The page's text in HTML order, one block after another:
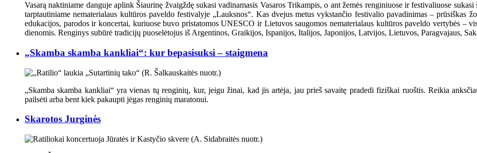
Vasarą naktiniame danguje aplink Šiaurinę žvaigždę sukasi vadinamasis Vasaros Trikampis, o ant žemės renginiuose ir festivaliuose
tarptautiniame nematerialaus kultūros paveldo festivalyje „Lauksnos“. Kas dvejus metus vykstančio festivalio pavadinimas – prūsiškas
edukacijos, parodos ir koncertai, kuriuose buvo pristatomos UNESCO ir Lietuvos saugomos nematerialaus kultūros paveldo vertybės –
dienomis. Renginys subūrė tradicijų puoselėtojus iš Argentinos, Graikijos, Ispanijos, Italijos, Japonijos, Latvijos, Lietuvos, Paragvajaus,
„Skamba skamba kankliai“: kur bepasisuksi – staigmena
„Skamba skamba kankliai“ yra vienas tų renginių, kur, jeigu žinai, kad jis artėja, jau prieš savaitę pradedi fiziškai ruoštis. Reikia
pailsėti arba bent kiek pakaupti jėgas renginių maratonui.
Skarotos Jurginės